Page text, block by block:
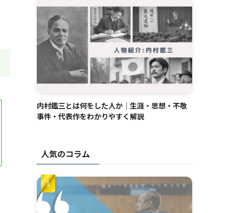
内村鑑三とは何をした人か｜生涯・思想・不敬
事件・代表作をわかりやすく解説
人気のコラム